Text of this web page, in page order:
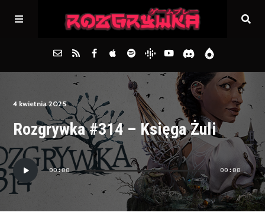
Archiwum
FAQs
4 kwietnia 2025
Rozgrywka #314 – Księga Żuli
Odtwarzacz
plików
dźwiękowych
00:00 00:00